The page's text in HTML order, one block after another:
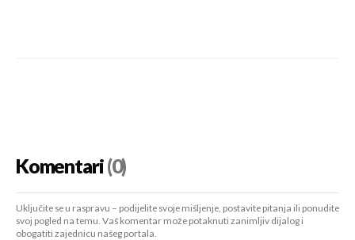
Komentari(0)
Uključite se u raspravu – podijelite svoje mišljenje, postavite pitanja ili ponudite
svoj pogled na temu. Vaš komentar može potaknuti zanimljiv dijalog i
obogatiti zajednicu našeg portala.